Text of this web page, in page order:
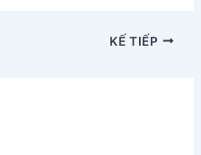
KẾ TIẾP